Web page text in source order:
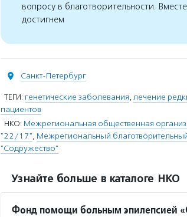
вопросу в благотворительности.
достигнем
Санкт-Петербург
ТЕГИ: генетические заболевания, лечение
пациентов
НКО: Межрегиональная общественная
"22/17", Межрегиональный
"Содружество"
Узнайте больше в каталоге НКО
Фонд помощи больным эпилепсией